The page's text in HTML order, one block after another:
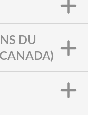
DU